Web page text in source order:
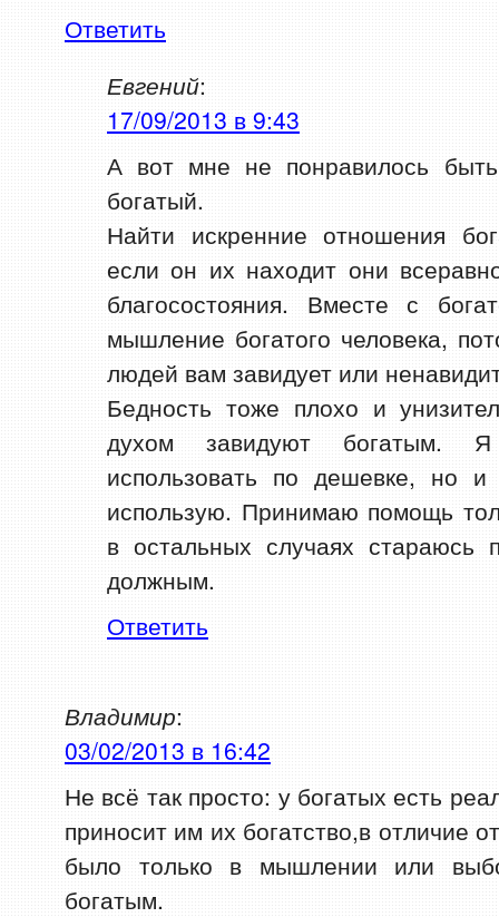
Ответить
Евгений:
17/09/2013 в 9:43
А вот мне не понравилось
богатый.
Найти искренние отношения
если он их находит они
благосостояния. Вместе с
мышление богатого человека,
людей вам завидует или
Бедность тоже плохо и
духом завидуют богатым.
использовать по дешевке, но
использую. Принимаю помощь
в остальных случаях стараюсь
должным.
Ответить
Владимир:
03/02/2013 в 16:42
Не всё так просто: у богатых есть
приносит им их богатство,в отличие
было только в мышлении или
богатым.